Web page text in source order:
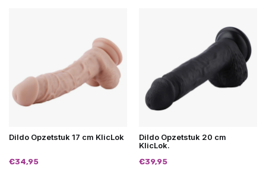
Dildo Opzetstuk 17 cm KlicLok
€34,95
Dildo Opzetstuk 20 cm
KlicLok.
€39,95